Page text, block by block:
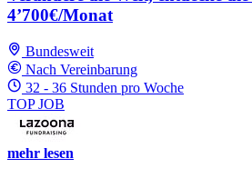
4’700€/Monat
Bundesweit
Nach Vereinbarung
32 - 36 Stunden pro Woche
TOP JOB
mehr lesen